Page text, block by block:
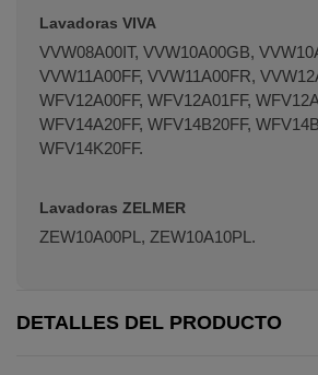
Lavadoras VIVA
VVW08A00IT, VVW10A00GB,
VVW11A00FF, VVW11A00FR,
WFV12A00FF, WFV12A01FF,
WFV14A20FF, WFV14B20FF,
WFV14K20FF.
Lavadoras ZELMER
ZEW10A00PL, ZEW10A10PL.
DETALLES DEL PRODUCTO